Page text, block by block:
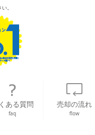
。
ある質問
faq
売却の流れ
flow